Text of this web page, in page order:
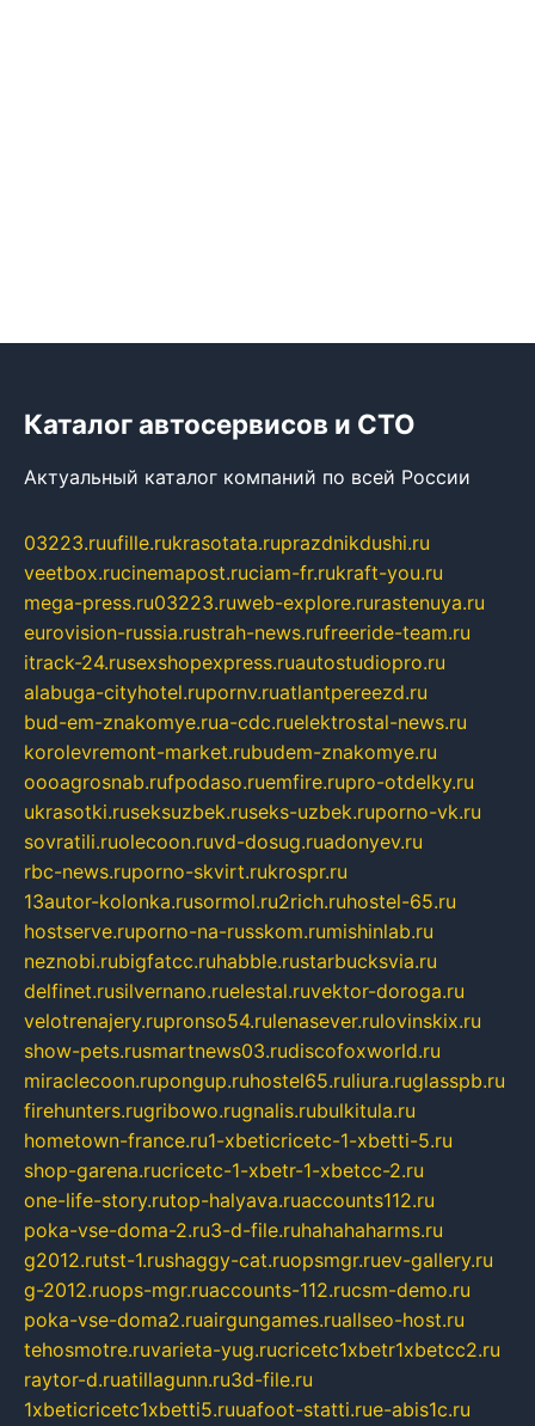
Каталог автосервисов и СТО
Актуальный каталог компаний по всей России
03223.ruufille.rukrasotata.ruprazdnikdushi.ru
veetbox.rucinemapost.ruciam-fr.rukraft-you.ru
mega-press.ru03223.ruweb-explore.rurastenuya.ru
eurovision-russia.rustrah-news.rufreeride-team.ru
itrack-24.rusexshopexpress.ruautostudiopro.ru
alabuga-cityhotel.rupornv.ruatlantpereezd.ru
bud-em-znakomye.rua-cdc.ruelektrostal-news.ru
korolevremont-market.rubudem-znakomye.ru
oooagrosnab.rufpodaso.ruemfire.rupro-otdelky.ru
ukrasotki.ruseksuzbek.ruseks-uzbek.ruporno-vk.ru
sovratili.ruolecoon.ruvd-dosug.ruadonyev.ru
rbc-news.ruporno-skvirt.rukrospr.ru
13autor-kolonka.rusormol.ru2rich.ruhostel-65.ru
hostserve.ruporno-na-russkom.rumishinlab.ru
neznobi.rubigfatcc.ruhabble.rustarbucksvia.ru
delfinet.rusilvernano.ruelestal.ruvektor-doroga.ru
velotrenajery.rupronso54.rulenasever.rulovinskix.ru
show-pets.rusmartnews03.rudiscofoxworld.ru
miraclecoon.rupongup.ruhostel65.ruliura.ruglasspb.ru
firehunters.rugribowo.rugnalis.rubulkitula.ru
hometown-france.ru1-xbeticricetc-1-xbetti-5.ru
shop-garena.rucricetc-1-xbetr-1-xbetcc-2.ru
one-life-story.rutop-halyava.ruaccounts112.ru
poka-vse-doma-2.ru3-d-file.ruhahahaharms.ru
g2012.rutst-1.rushaggy-cat.ruopsmgr.ruev-gallery.ru
g-2012.ruops-mgr.ruaccounts-112.rucsm-demo.ru
poka-vse-doma2.ruairgungames.ruallseo-host.ru
tehosmotre.ruvarieta-yug.rucricetc1xbetr1xbetcc2.ru
raytor-d.ruatillagunn.ru3d-file.ru
1xbeticricetc1xbetti5.ruuafoot-statti.rue-abis1c.ru